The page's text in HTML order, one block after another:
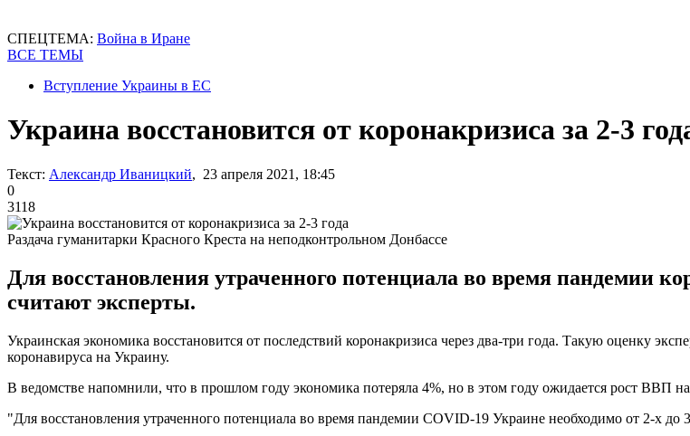
СПЕЦТЕМА: Война в Иране
ВСЕ ТЕМЫ
Вступление Украины в ЕС
Украина восстановится от коронакризиса за 2-3
Текст: Александр Иваницкий, 23 апреля 2021, 18:45
0
3118
Раздача гуманитарки Красного Креста на неподконтрольном Донбассе
Для восстановления утраченного потенциала во время пандемии
считают эксперты.
Украинская экономика восстановится от последствий коронакризиса через два-три года. Такую оценку
коронавируса на Украину.
В ведомстве напомнили, что в прошлом году экономика потеряла 4%, но в этом году ожидается рост ВВП
"Для восстановления утраченного потенциала во время пандемии COVID-19 Украине необходимо от 2-х до